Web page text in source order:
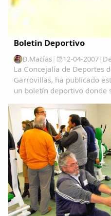
Boletin Deportivo
D.Macías | 12-04-2007|
La Concejalía de Deportes
Garrovillas, ha publicado
un boletín deportivo donde
actividades que se han
navidades. Aquí lo vamos